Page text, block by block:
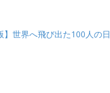
】世界へ飛び出た100人の